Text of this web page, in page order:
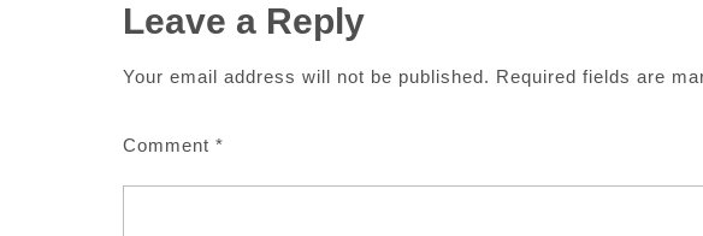
Leave a Reply
Your email address will not be published. Required fields are
Comment *